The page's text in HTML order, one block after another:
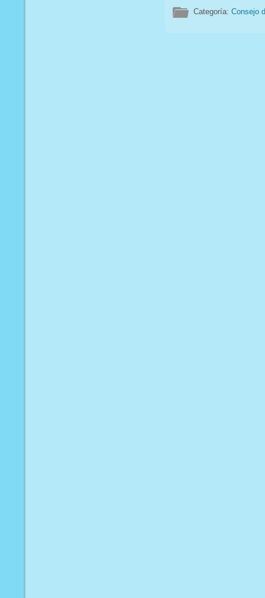
Categoría: Consejo